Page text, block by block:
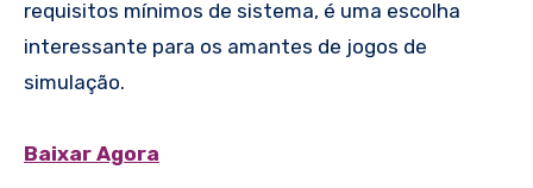
requisitos mínimos de sistema, é uma escolha
interessante para os amantes de jogos de
simulação.
Baixar Agora